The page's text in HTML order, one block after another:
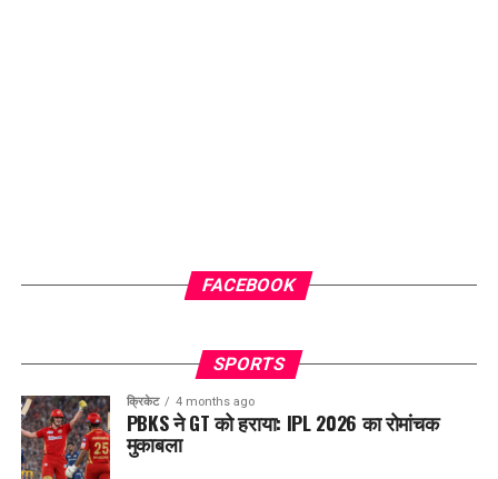
FACEBOOK
SPORTS
क्रिकेट 4 months ago
PBKS ने GT को हराया: IPL 2026 का रोमांचक
मुकाबला